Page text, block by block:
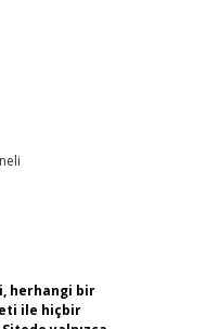
herhangi bir
ile hiçbir